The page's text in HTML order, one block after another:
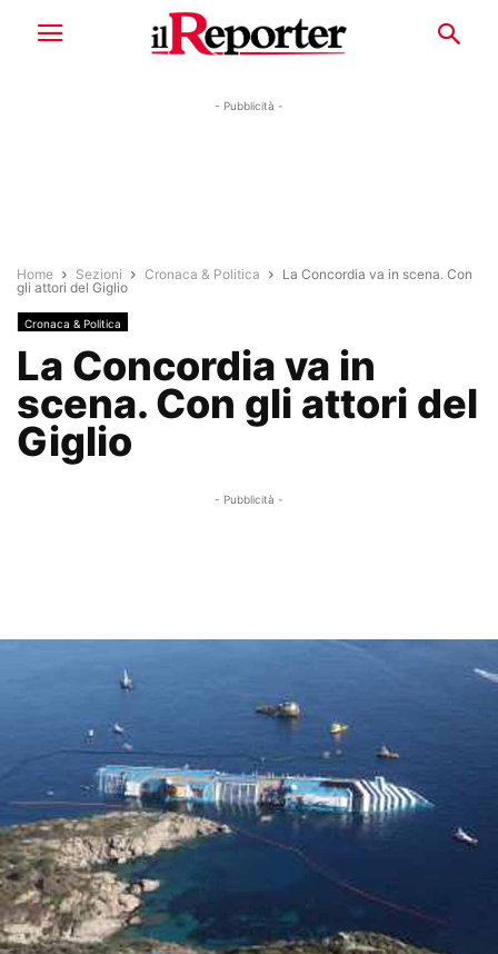
- Pubblicità -
Home Sezioni Cronaca & Politica
La Concordia va in scena. Con
gli attori del Giglio
Cronaca & Politica
La Concordia va in
scena. Con gli attori del
Giglio
- Pubblicità -